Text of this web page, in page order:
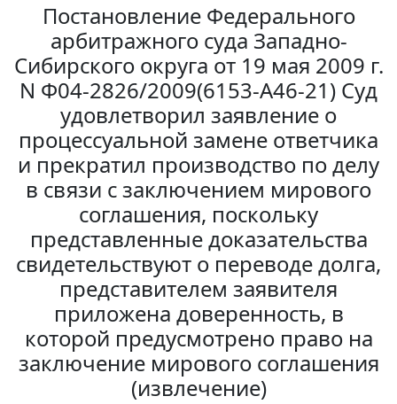
Постановление Федерального
арбитражного суда Западно-
Сибирского округа от 19 мая 2009 г.
N Ф04-2826/2009(6153-А46-21) Суд
удовлетворил заявление о
процессуальной замене ответчика
и прекратил производство по делу
в связи с заключением мирового
соглашения, поскольку
представленные доказательства
свидетельствуют о переводе долга,
представителем заявителя
приложена доверенность, в
которой предусмотрено право на
заключение мирового соглашения
(извлечение)